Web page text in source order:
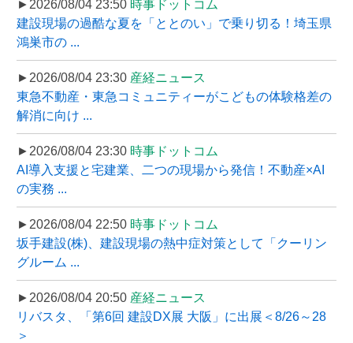
►2026/08/04 23:50 時事ドットコム
建設現場の過酷な夏を「ととのい」で乗り切る！埼玉県
鴻巣市の ...
►2026/08/04 23:30 産経ニュース
東急不動産・東急コミュニティーがこどもの体験格差の
解消に向け ...
►2026/08/04 23:30 時事ドットコム
AI導入支援と宅建業、二つの現場から発信！不動産×AI
の実務 ...
►2026/08/04 22:50 時事ドットコム
坂手建設(株)、建設現場の熱中症対策として「クーリン
グルーム ...
►2026/08/04 20:50 産経ニュース
リバスタ、「第6回 建設DX展 大阪」に出展＜8/26～28
＞